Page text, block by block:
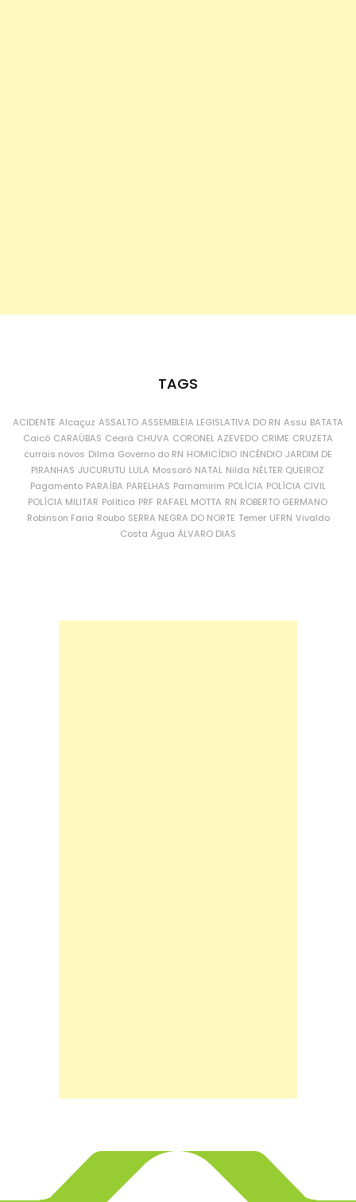
TAGS
ACIDENTE Alcaçuz ASSALTO ASSEMBLEIA LEGISLATIVA DO RN Assu BATATA
Caicó CARAÚBAS Ceará CHUVA CORONEL AZEVEDO CRIME CRUZETA
currais novos Dilma Governo do RN HOMICÍDIO INCÊNDIO JARDIM DE
PIRANHAS JUCURUTU LULA Mossoró NATAL Nilda NÉLTER QUEIROZ
Pagamento PARAÍBA PARELHAS Parnamirim POLÍCIA POLÍCIA CIVIL
POLÍCIA MILITAR Política PRF RAFAEL MOTTA RN ROBERTO GERMANO
Robinson Faria Roubo SERRA NEGRA DO NORTE Temer UFRN Vivaldo
Costa Água ÁLVARO DIAS